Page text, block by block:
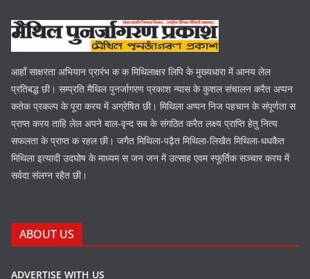
आहाँ साक्षरता अभियान प्रारंभ क क मिथिलाक्षर लिपि के मुख्यधारा में आनय लेल
प्रतिबद्ध छी। सम्प्रति मैथिल पुनर्जागरण प्रकाश न्यास के कुशल संचालन करैत अप्पन
कतेक प्रकल्प के पूरा करय में अग्रेषित छी। मिथिला अप्पन निज पहचान के संपूर्णता स
प्राप्त करय ताहि लेल अपने बाल-वृन्द सब के संगठित करैत लक्ष्य प्राप्ति हेतु नित्य
सफलता के प्राप्त क रहल छी। जगैत मिथिला-पढ़ैत मिथिला-लिखैत मिथिला-धधकैत
मिथिला इत्यादी उदघोष के माध्यम स जन जन में उत्साह एवम स्फूर्तिक सञ्चार करय में
सर्वदा संलग्न रहैत छी।
ABOUT US
ADVERTISE WITH US